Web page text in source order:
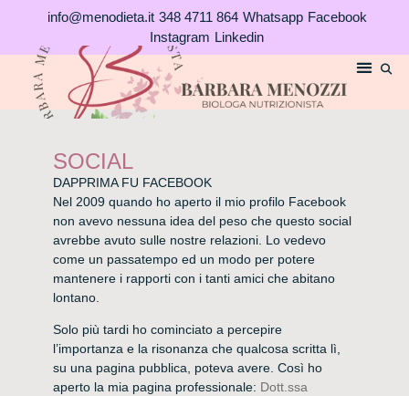
contenuto
info@menodieta.it 348 4711 864 Whatsapp Facebook
Instagram Linkedin
SOCIAL
DAPPRIMA FU FACEBOOK
Nel 2009 quando ho aperto il mio profilo Facebook
non avevo nessuna idea del peso che questo social
avrebbe avuto sulle nostre relazioni. Lo vedevo
come un passatempo ed un modo per potere
mantenere i rapporti con i tanti amici che abitano
lontano.
Solo più tardi ho cominciato a percepire
l’importanza e la risonanza che qualcosa scritta lì,
su una pagina pubblica, poteva avere. Così ho
aperto la mia pagina professionale: Dott.ssa